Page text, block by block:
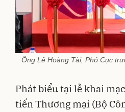
Ông Lê Hoàng Tài, Phó Cục
Phát biểu tại lễ khai
tiến Thương mại (Bộ